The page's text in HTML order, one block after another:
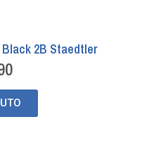
2B Staedtler